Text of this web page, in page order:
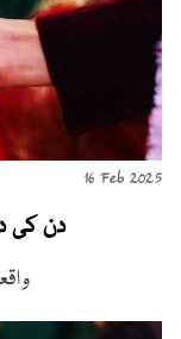
16 Feb 2025
6 دن کی دلہن